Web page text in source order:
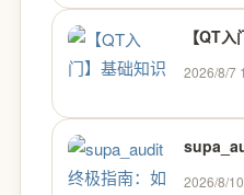
【QT
2026/8/7
2026/8/